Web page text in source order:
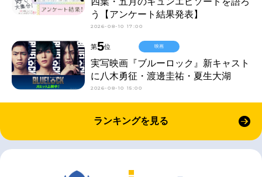
う【アンケート結果発表】
2026-08-10 17:00
第5位
実写映画『ブルーロック』新キャスト
に八木勇征・渡邊圭祐・夏生大湖
2026-08-10 15:00
映画
ランキングを見る